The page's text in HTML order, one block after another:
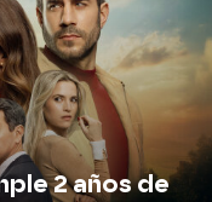
2 años de